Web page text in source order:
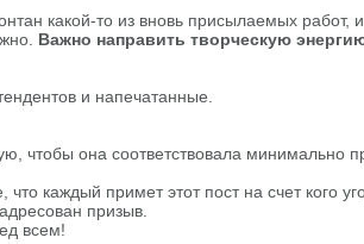
какой-то из вновь присылаемых работ,
Важно направить творческую
и напечатанные.
чтобы она соответствовала минимально
что каждый примет этот пост на счет
призыв.
всем!